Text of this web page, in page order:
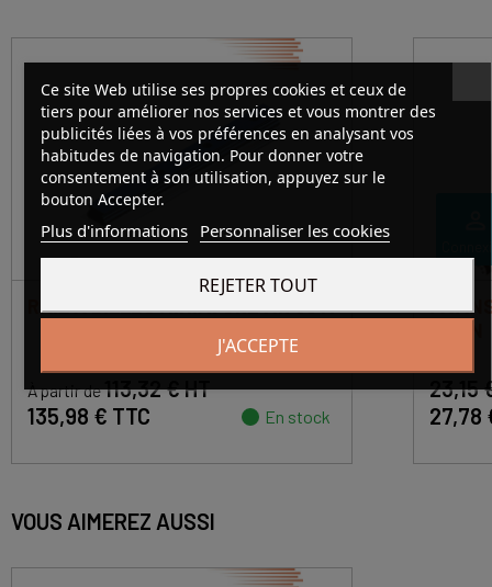
RAIL À BILLES MINIATURE MR 09 M
À partir de113,32 € HT
135,98 € TTC
En stock
23,15
27,78
VOUS AIMEREZ AUSSI
Ce site Web utilise ses propres cookies et ceux de
tiers pour améliorer nos services et vous montrer des
publicités liées à vos préférences en analysant vos
habitudes de navigation. Pour donner votre
consentement à son utilisation, appuyez sur le
bouton Accepter.
Plus d'informations Personnaliser les cookies
REJETER TOUT
J'ACCEPTE